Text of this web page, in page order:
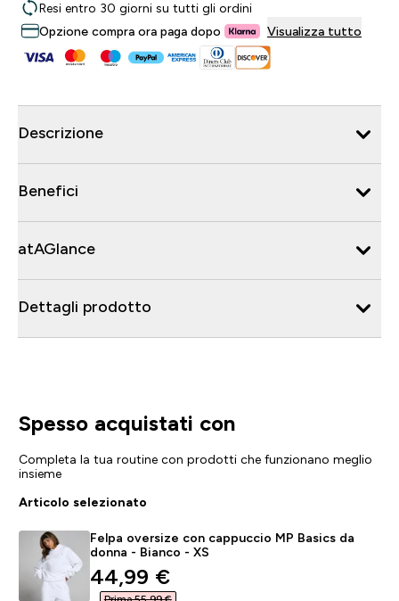
Resi entro 30 giorni su tutti gli ordini
Opzione compra ora paga dopo
Visualizza tutto
Descrizione
Benefici
atAGlance
Dettagli prodotto
Spesso acquistati con
Completa la tua routine con prodotti che funzionano meglio
insieme
Articolo selezionato
Felpa oversize con cappuccio MP Basics da
donna - Bianco - XS
discounted price
44,99 €‎